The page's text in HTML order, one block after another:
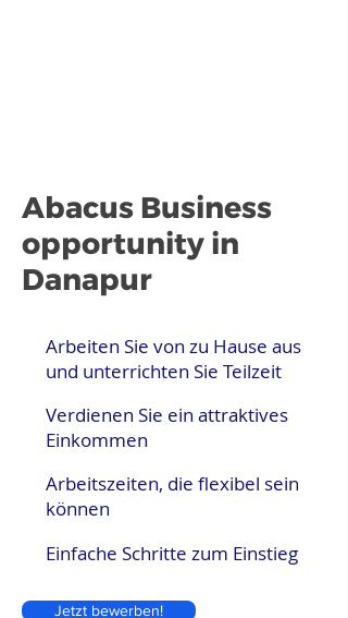
Abacus Business
opportunity in
Danapur
Arbeiten Sie von zu Hause aus
und unterrichten Sie Teilzeit
Verdienen Sie ein attraktives
Einkommen
Arbeitszeiten, die flexibel sein
können
Einfache Schritte zum Einstieg
Jetzt bewerben!